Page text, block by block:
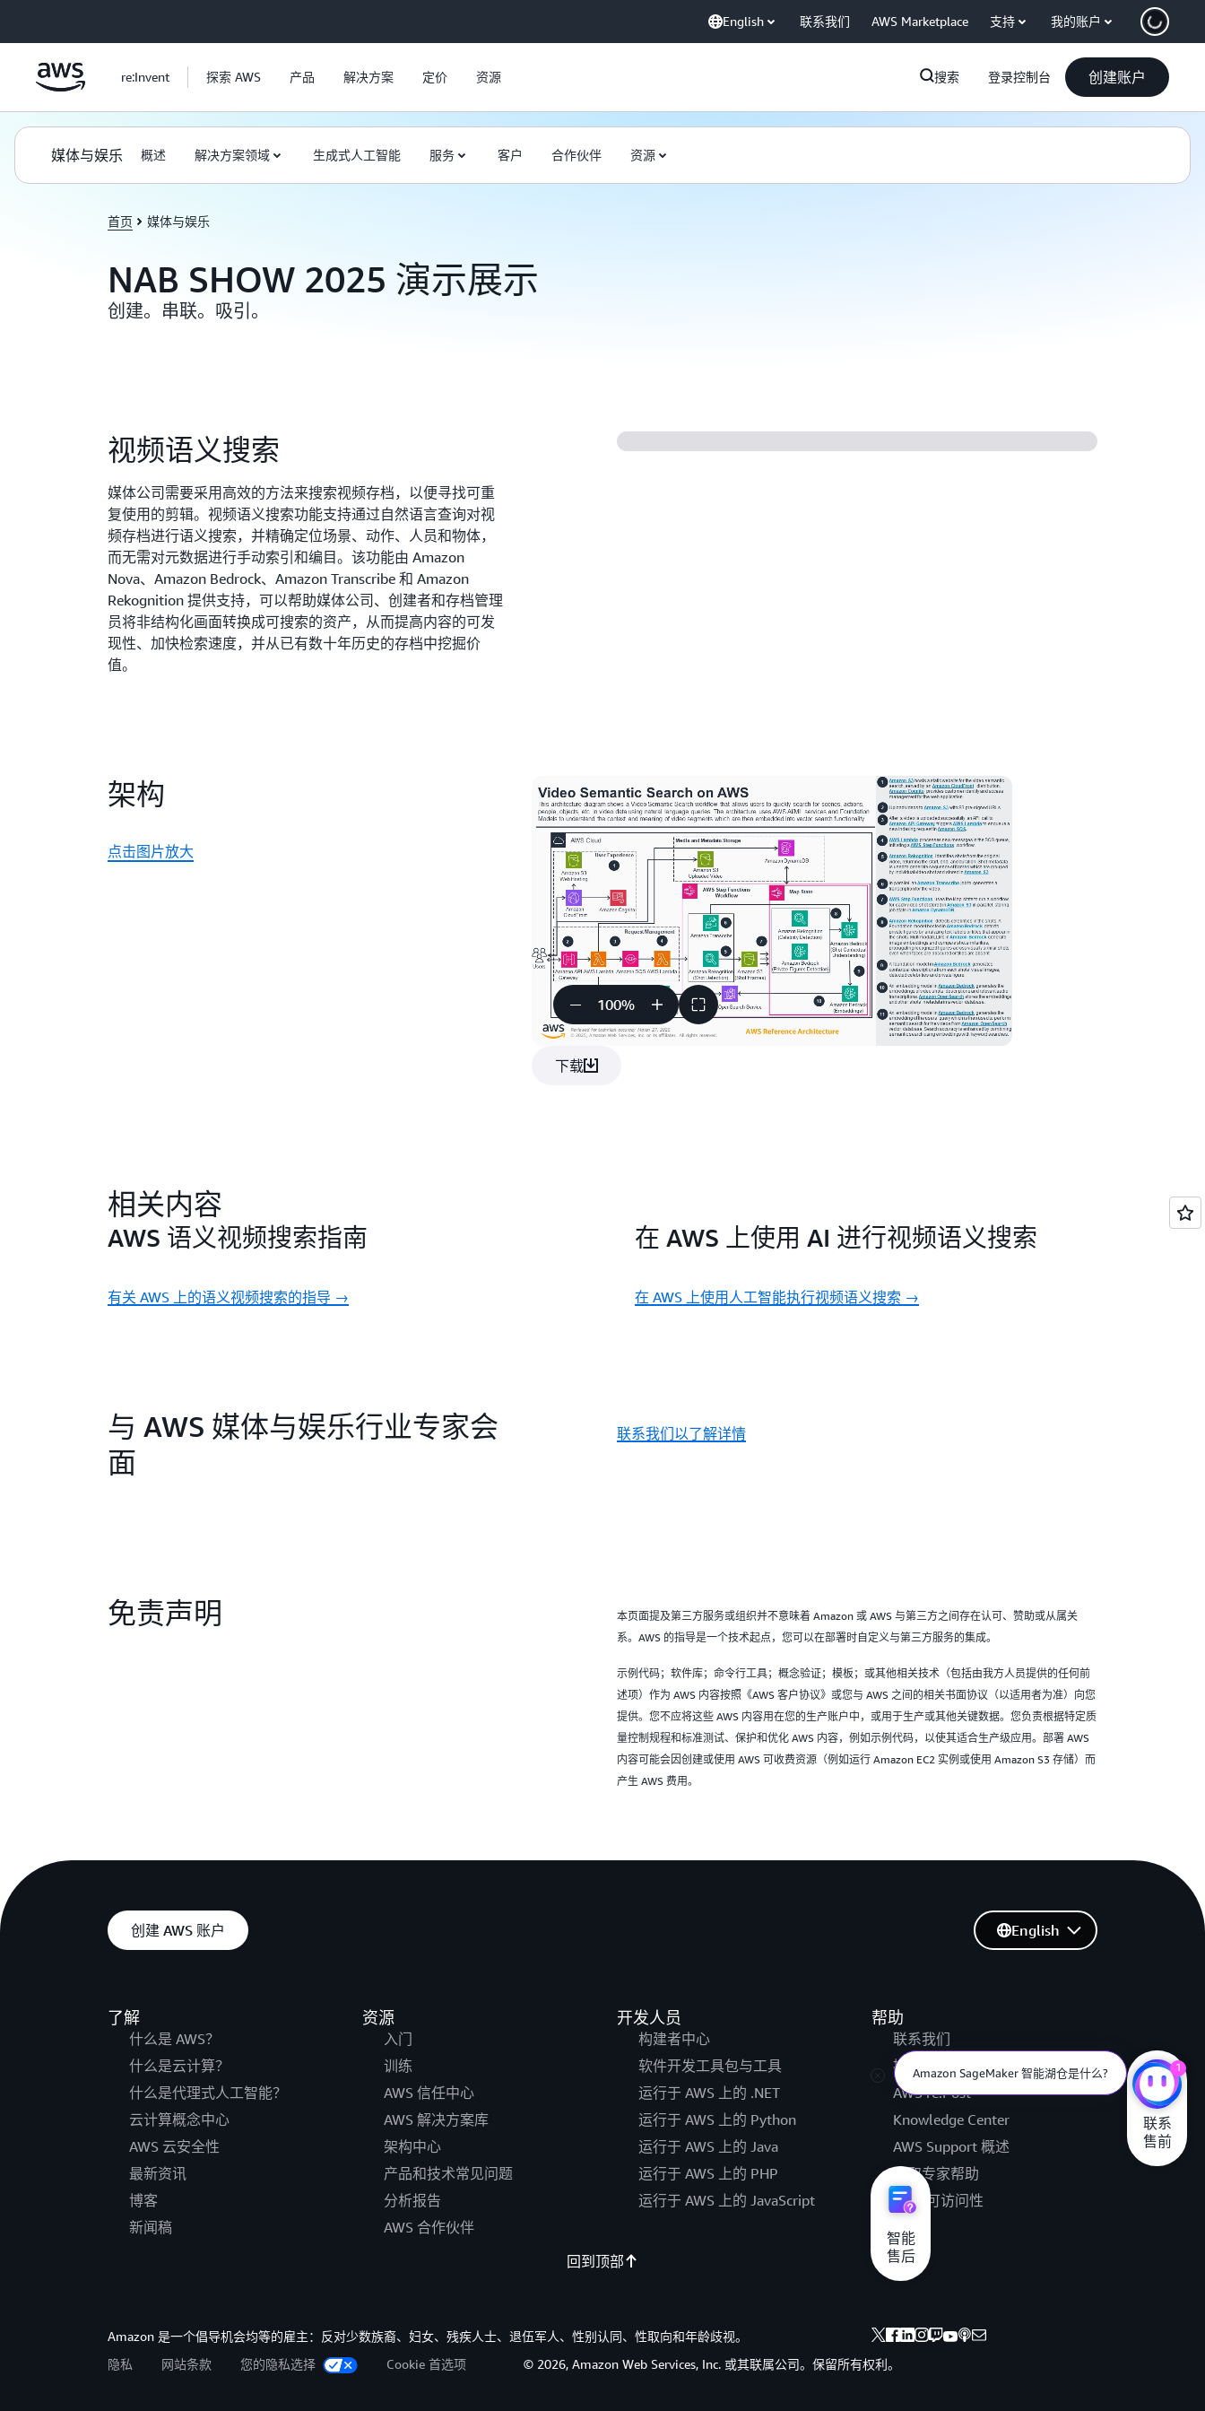
English 联系我们 AWS Marketplace 支持 我的账户
re:Invent 探索 AWS 产品 解决方案 定价 资源 搜索 登录控制台 创建账户
媒体与娱乐 概述 解决方案领域 生成式人工智能 服务 客户 合作伙伴 资源
首页 媒体与娱乐
NAB SHOW 2025 演示展示
创建。串联。吸引。
视频语义搜索
媒体公司需要采用高效的方法来搜索视频存档，以便寻找可重
复使用的剪辑。视频语义搜索功能支持通过自然语言查询对视
频存档进行语义搜索，并精确定位场景、动作、人员和物体，
而无需对元数据进行手动索引和编目。该功能由 Amazon
Nova、Amazon Bedrock、Amazon Transcribe 和 Amazon
Rekognition 提供支持，可以帮助媒体公司、创建者和存档管理
员将非结构化画面转换成可搜索的资产，从而提高内容的可发
现性、加快检索速度，并从已有数十年历史的存档中挖掘价
值。
架构
点击图片放大
100%
下载
相关内容
AWS 语义视频搜索指南
有关 AWS 上的语义视频搜索的指导 →
在 AWS 上使用 AI 进行视频语义搜索
在 AWS 上使用人工智能执行视频语义搜索 →
与 AWS 媒体与娱乐行业专家会
面
联系我们以了解详情
免责声明
本页面提及第三方服务或组织并不意味着 Amazon 或 AWS 与第三方之间存在认可、赞助或从属关
系。AWS 的指导是一个技术起点，您可以在部署时自定义与第三方服务的集成。
示例代码；软件库；命令行工具；概念验证；模板；或其他相关技术（包括由我方人员提供的任何前
述项）作为 AWS 内容按照《AWS 客户协议》或您与 AWS 之间的相关书面协议（以适用者为准）向您
提供。您不应将这些 AWS 内容用在您的生产账户中，或用于生产或其他关键数据。您负责根据特定质
量控制规程和标准测试、保护和优化 AWS 内容，例如示例代码，以使其适合生产级应用。部署 AWS
内容可能会因创建或使用 AWS 可收费资源（例如运行 Amazon EC2 实例或使用 Amazon S3 存储）而
产生 AWS 费用。
创建 AWS 账户
了解
什么是 AWS？
什么是云计算？
什么是代理式人工智能？
云计算概念中心
AWS 云安全性
最新资讯
博客
新闻稿
资源
入门
训练
AWS 信任中心
AWS 解决方案库
架构中心
产品和技术常见问题
分析报告
AWS 合作伙伴
开发人员
构建者中心
软件开发工具包与工具
运行于 AWS 上的 .NET
运行于 AWS 上的 Python
运行于 AWS 上的 Java
运行于 AWS 上的 PHP
运行于 AWS 上的 JavaScript
帮助
联系我们
提交支持工单
AWS re:Post
Knowledge Center
AWS Support 概述
获取专家帮助
AWS 可访问性
法律
English
回到顶部
Amazon 是一个倡导机会均等的雇主：反对少数族裔、妇女、残疾人士、退伍军人、性别认同、性取向和年龄歧视。
隐私
网站条款 您的隐私选择 Cookie 首选项 © 2026, Amazon Web Services, Inc. 或其联属公司。保留所有权利。
Amazon SageMaker 智能湖仓是什么? 1
联系
售前
智能
售后